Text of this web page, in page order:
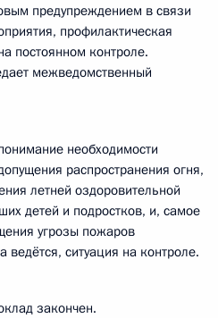
предупреждением в связи
профилактическая
постоянном контроле.
межведомственный
необходимости
распространения огня,
летней оздоровительной
детей и подростков, и, самое
угрозы пожаров
ситуация на контроле.
закончен.